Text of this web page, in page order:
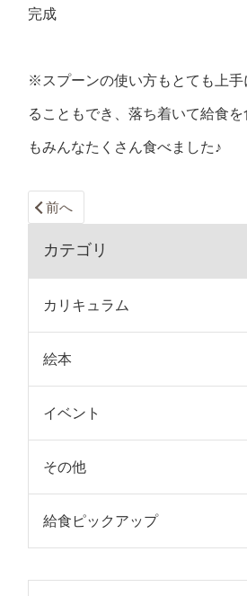
完成
※スプーンの使い方もとても上手
ることもでき、落ち着いて給食
もみんなたくさん食べました♪
前へ
カテゴリ
カリキュラム
絵本
イベント
その他
給食ピックアップ